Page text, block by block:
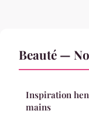
Beauté —
Inspiration
mains